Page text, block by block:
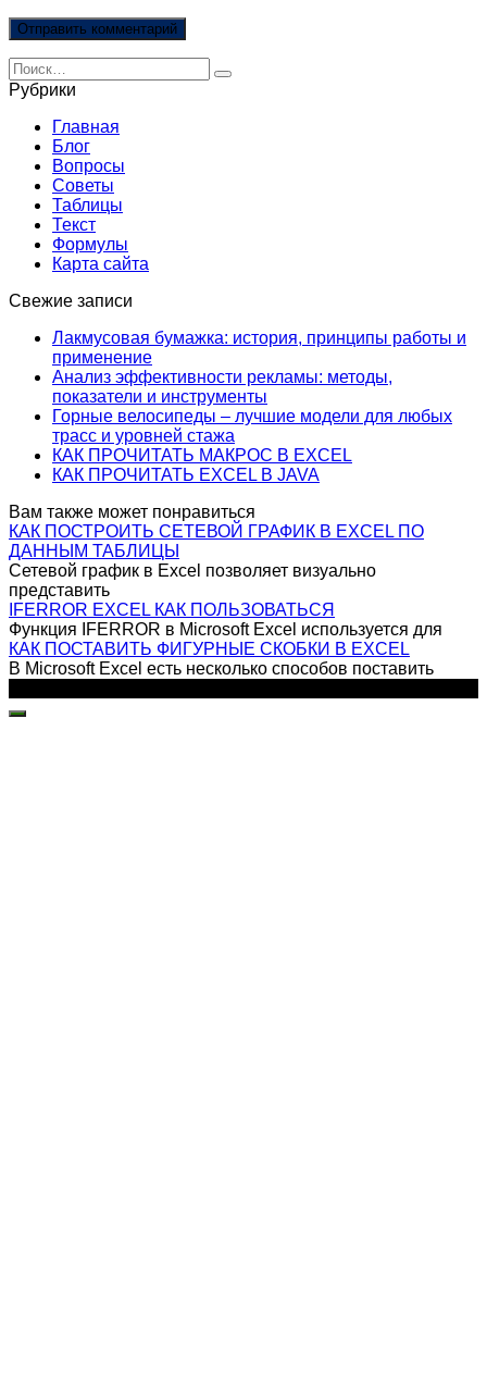
Search
for:
Рубрики
Главная
Блог
Вопросы
Советы
Таблицы
Текст
Формулы
Карта сайта
Свежие записи
Лакмусовая бумажка: история, принципы работы и
применение
Анализ эффективности рекламы: методы,
показатели и инструменты
Горные велосипеды – лучшие модели для любых
трасс и уровней стажа
КАК ПРОЧИТАТЬ МАКРОС В EXCEL
КАК ПРОЧИТАТЬ EXCEL В JAVA
Вам также может понравиться
КАК ПОСТРОИТЬ СЕТЕВОЙ ГРАФИК В EXCEL ПО
ДАННЫМ ТАБЛИЦЫ
Сетевой график в Excel позволяет визуально
представить
IFERROR EXCEL КАК ПОЛЬЗОВАТЬСЯ
Функция IFERROR в Microsoft Excel используется для
КАК ПОСТАВИТЬ ФИГУРНЫЕ СКОБКИ В EXCEL
В Microsoft Excel есть несколько способов поставить